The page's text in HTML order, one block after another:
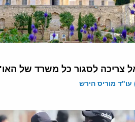
צריכה לסגור כל משרד של
מוריס הירש